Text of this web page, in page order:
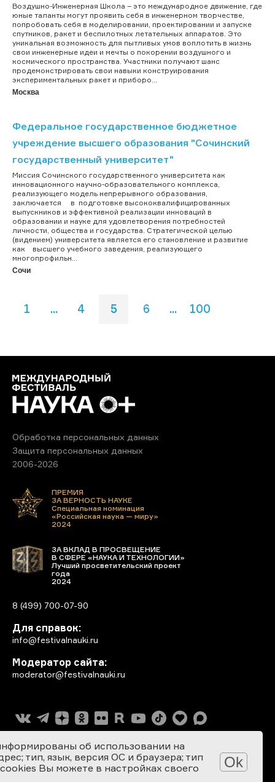
Воздушно-Инженерная Школа – это международное движение, где
юные таланты могут проявить себя в инженерном творчестве,
попробовать себя в моделировании, проектировании и запуске
спутников, ракет и беспилотных летательных аппаратов. Это
уникальная возможность для пытливых умов воплотить в жизнь
свои инженерные идеи и мечты о покорении воздушного и
космического пространства. Участники получают шанс
продемонстрировать свои навыки конструирования
экспериментальных ракет и приборо...
Москва
Федеральное государственное бюджетное
учреждение высшего образования "Сочинский
государственный университет"
Миссия Сочинского государственного университета как
инновационного научно-образовательного комплекса,
реализующего модель непрерывного образования,
заключается в подготовке высококвалифицированных
выпускников и эффективной реализации инноваций в
образовании и науке для удовлетворения потребностей
личности, общества и государства. Стратегической целью
(видением) университета является его становление и развитие
как высшего учебного заведения, реализующего
многопрофильн...
Сочи
1 ... 4 5 6 ... 100
Обработка персональных данных
Защита персональных данных
2006-2026
ПРЕМИЯ
ЗА ВЕРНОСТЬ НАУКЕ
Специальная номинация
«Российская наука — миру»
2024
ЗА ВКЛАД В ПРОСВЕЩЕНИЕ
В СФЕРЕ «НАУКА И ТЕХНОЛОГИИ»
Лучший просветительский проект
года
2024
8 (499) 700-07-90
Для справок:
info@festivalnauki.ru
Модератор сайта:
moderator@festivalnauki.ru
об использовании на
тип, язык, версия ОС и браузера; тип
Вы можете в настройках своего
Ok